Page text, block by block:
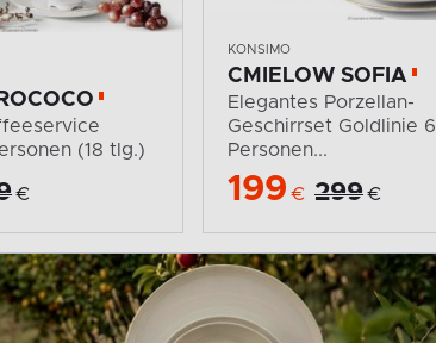
(18 tlg.)
€
KONSIMO
CMIELOW SOFIA
Elegantes Porzellan-
Geschirrset Goldlinie 6
Personen...
199 € 299 €